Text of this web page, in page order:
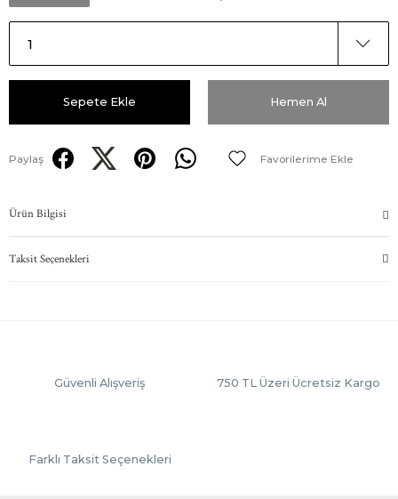
Sepete Ekle Hemen Al
Paylaş
Ürün Bilgisi
Taksit Seçenekleri
Güvenli Alışveriş 750 TL Üzeri Ücretsiz Kargo
Farklı Taksit Seçenekleri